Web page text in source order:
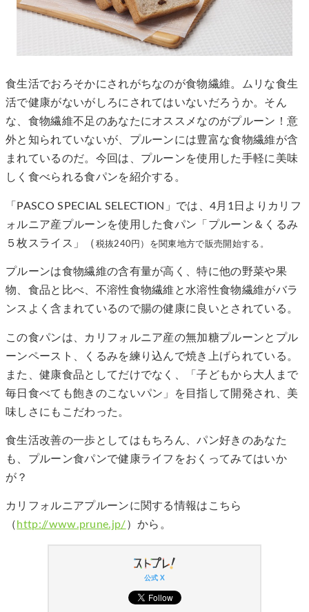
食生活でおろそかにされがちなのが食物繊維。ムリな食生
活で健康がないがしろにされてはいないだろうか。そん
な、食物繊維不足のあなたにオススメなのがプルーン！意
外と知られていないが、プルーンには豊富な食物繊維が含
まれているのだ。今回は、プルーンを使用した手軽に美味
しく食べられる食パンを紹介する。
「PASCO SPECIAL SELECTION」では、4月1日よりカリフ
ォルニア産プルーンを使用した食パン「プルーン＆くるみ
５枚スライス」（ 税抜240円）を関東地方で販売開始する。
プルーンは食物繊維の含有量が高く、特に他の野菜や果
物、食品と比べ、不溶性食物繊維と水溶性食物繊維がバラ
ンスよく含まれているので腸の健康に良いとされている。
この食パンは、カリフォルニア産の無加糖プルーンとプル
ーンペースト、くるみを練り込んで焼き上げられている。
また、健康食品としてだけでなく、「子どもから大人まで
毎日食べても飽きのこないパン」を目指して開発され、美
味しさにもこだわった。
食生活改善の一歩としてはもちろん、パン好きのあなた
も、プルーン食パンで健康ライフをおくってみてはいか
が？
カリフォルニアプルーンに関する情報はこちら
（ http://www.prune.jp/）から。
公式 X